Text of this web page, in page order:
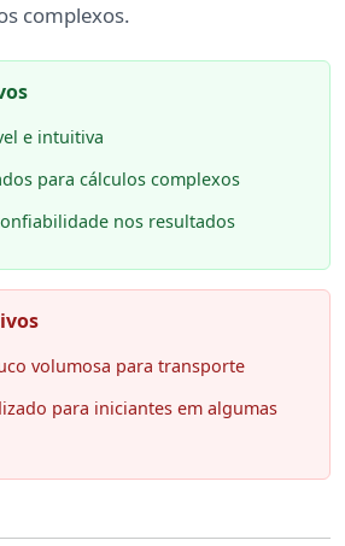
complexos.
e intuitiva
para cálculos complexos
nos resultados
volumosa para transporte
para iniciantes em algumas